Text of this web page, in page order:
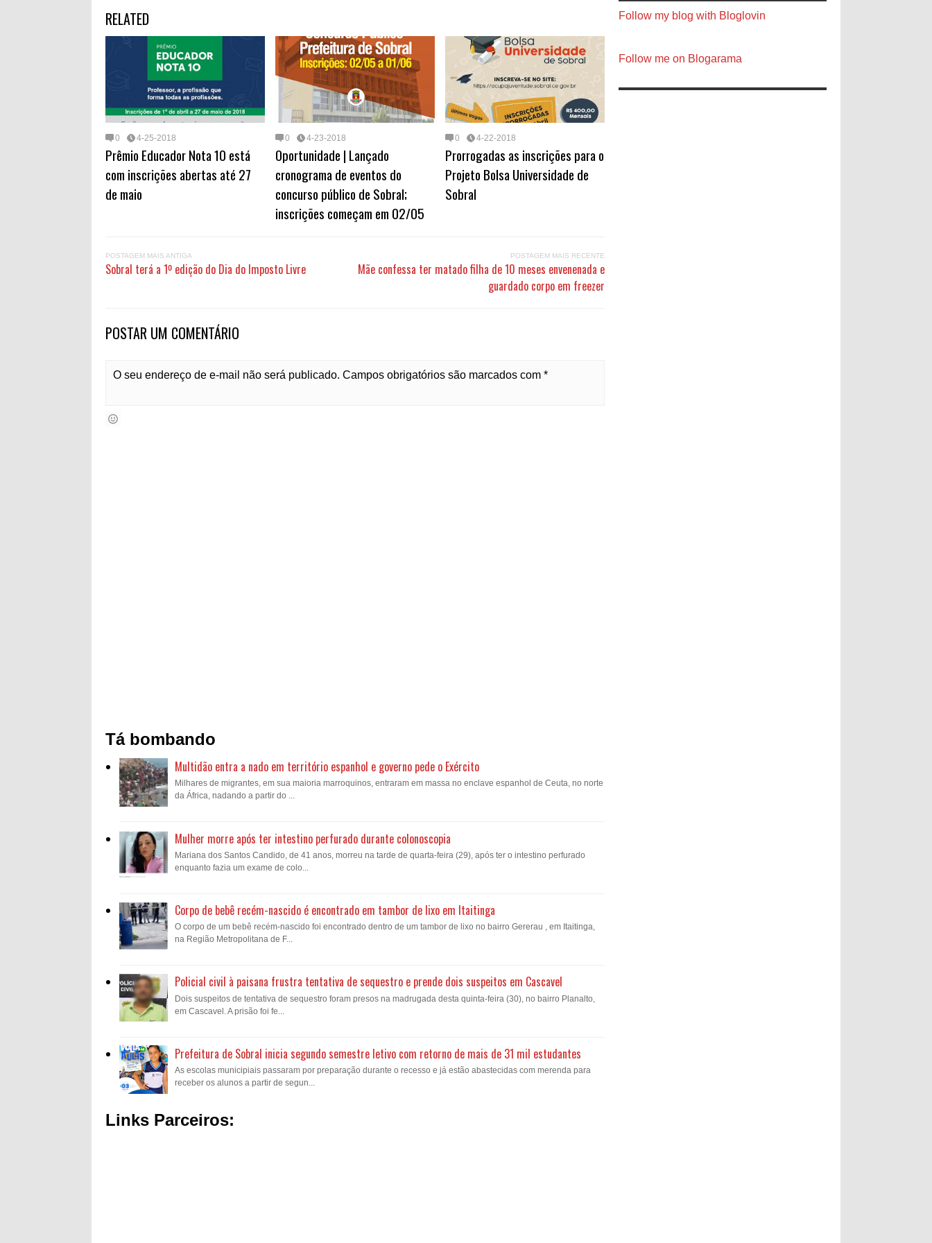
o
o
p
p
e
s
t
I
n
s
a
r
d
a
m
e
RELATED
0 4-25-2018
Prêmio Educador Nota 10 está
com inscrições abertas até 27
de maio
0 4-23-2018
Oportunidade | Lançado
cronograma de eventos do
concurso público de Sobral;
inscrições começam em 02/05
0 4-22-2018
Prorrogadas as inscrições para o
Projeto Bolsa Universidade de
Sobral
POSTAGEM MAIS ANTIGA
Sobral terá a 1º edição do Dia do Imposto Livre
POSTAGEM MAIS RECENTE
Mãe confessa ter matado filha de 10 meses envenenada e
guardado corpo em freezer
POSTAR UM COMENTÁRIO
O seu endereço de e-mail não será publicado. Campos obrigatórios são marcados com *
Tá bombando
Multidão entra a nado em território espanhol e governo pede o Exército
Milhares de migrantes, em sua maioria marroquinos, entraram em massa no enclave espanhol de Ceuta, no norte
da África, nadando a partir do ...
Mulher morre após ter intestino perfurado durante colonoscopia
Mariana dos Santos Candido, de 41 anos, morreu na tarde de quarta-feira (29), após ter o intestino perfurado
enquanto fazia um exame de colo...
Corpo de bebê recém-nascido é encontrado em tambor de lixo em Itaitinga
O corpo de um bebê recém-nascido foi encontrado dentro de um tambor de lixo no bairro Gererau , em Itaitinga,
na Região Metropolitana de F...
Policial civil à paisana frustra tentativa de sequestro e prende dois suspeitos em Cascavel
Dois suspeitos de tentativa de sequestro foram presos na madrugada desta quinta-feira (30), no bairro Planalto,
em Cascavel. A prisão foi fe...
Prefeitura de Sobral inicia segundo semestre letivo com retorno de mais de 31 mil estudantes
As escolas municipiais passaram por preparação durante o recesso e já estão abastecidas com merenda para
receber os alunos a partir de segun...
Links Parceiros:
Follow my blog with Bloglovin
Follow me on Blogarama